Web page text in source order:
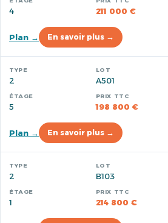
4 211 000 €
Plan → En savoir plus →
2 A501
5 198 800 €
Plan → En savoir plus →
2 B103
1 214 800 €